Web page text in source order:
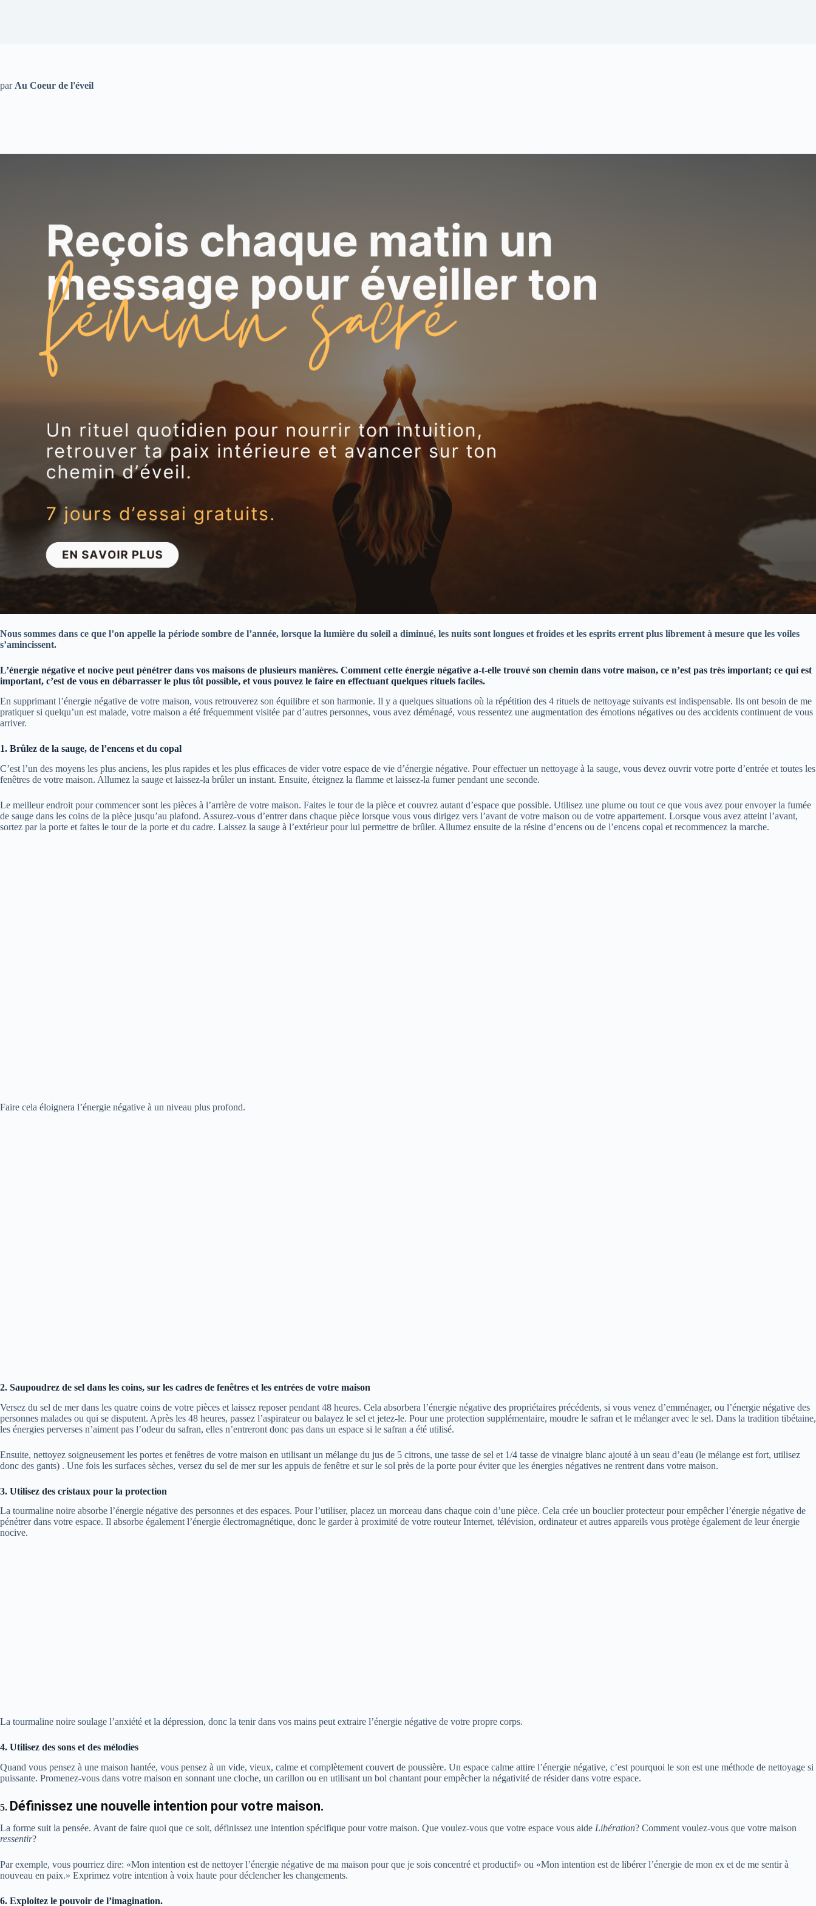
par Au Coeur de l'éveil
Nous sommes dans ce que l’on appelle la période sombre de l’année, lorsque la lumière du soleil a diminué, les nuits sont longues et froides et les esprits errent plus librement à mesure que les voiles
s’amincissent.
L’énergie négative et nocive peut pénétrer dans vos maisons de plusieurs manières. Comment cette énergie négative a-t-elle trouvé son chemin dans votre maison, ce n’est pas très important; ce qui est
important, c’est de vous en débarrasser le plus tôt possible, et vous pouvez le faire en effectuant quelques rituels faciles.
En supprimant l’énergie négative de votre maison, vous retrouverez son équilibre et son harmonie. Il y a quelques situations où la répétition des 4 rituels de nettoyage suivants est indispensable. Ils ont besoin de me
pratiquer si quelqu’un est malade, votre maison a été fréquemment visitée par d’autres personnes, vous avez déménagé, vous ressentez une augmentation des émotions négatives ou des accidents continuent de vous
arriver.
1. Brûlez de la sauge, de l’encens et du copal
C’est l’un des moyens les plus anciens, les plus rapides et les plus efficaces de vider votre espace de vie d’énergie négative. Pour effectuer un nettoyage à la sauge, vous devez ouvrir votre porte d’entrée et toutes les
fenêtres de votre maison. Allumez la sauge et laissez-la brûler un instant. Ensuite, éteignez la flamme et laissez-la fumer pendant une seconde.
Le meilleur endroit pour commencer sont les pièces à l’arrière de votre maison. Faites le tour de la pièce et couvrez autant d’espace que possible. Utilisez une plume ou tout ce que vous avez pour envoyer la fumée
de sauge dans les coins de la pièce jusqu’au plafond. Assurez-vous d’entrer dans chaque pièce lorsque vous vous dirigez vers l’avant de votre maison ou de votre appartement. Lorsque vous avez atteint l’avant,
sortez par la porte et faites le tour de la porte et du cadre. Laissez la sauge à l’extérieur pour lui permettre de brûler. Allumez ensuite de la résine d’encens ou de l’encens copal et recommencez la marche.
Faire cela éloignera l’énergie négative à un niveau plus profond.
2. Saupoudrez de sel dans les coins, sur les cadres de fenêtres et les entrées de votre maison
Versez du sel de mer dans les quatre coins de votre pièces et laissez reposer pendant 48 heures. Cela absorbera l’énergie négative des propriétaires précédents, si vous venez d’emménager, ou l’énergie négative des
personnes malades ou qui se disputent. Après les 48 heures, passez l’aspirateur ou balayez le sel et jetez-le. Pour une protection supplémentaire, moudre le safran et le mélanger avec le sel. Dans la tradition tibétaine,
les énergies perverses n’aiment pas l’odeur du safran, elles n’entreront donc pas dans un espace si le safran a été utilisé.
Ensuite, nettoyez soigneusement les portes et fenêtres de votre maison en utilisant un mélange du jus de 5 citrons, une tasse de sel et 1/4 tasse de vinaigre blanc ajouté à un seau d’eau (le mélange est fort, utilisez
donc des gants) . Une fois les surfaces sèches, versez du sel de mer sur les appuis de fenêtre et sur le sol près de la porte pour éviter que les énergies négatives ne rentrent dans votre maison.
3. Utilisez des cristaux pour la protection
La tourmaline noire absorbe l’énergie négative des personnes et des espaces. Pour l’utiliser, placez un morceau dans chaque coin d’une pièce. Cela crée un bouclier protecteur pour empêcher l’énergie négative de
pénétrer dans votre espace. Il absorbe également l’énergie électromagnétique, donc le garder à proximité de votre routeur Internet, télévision, ordinateur et autres appareils vous protège également de leur énergie
nocive.
La tourmaline noire soulage l’anxiété et la dépression, donc la tenir dans vos mains peut extraire l’énergie négative de votre propre corps.
4. Utilisez des sons et des mélodies
Quand vous pensez à une maison hantée, vous pensez à un vide, vieux, calme et complètement couvert de poussière. Un espace calme attire l’énergie négative, c’est pourquoi le son est une méthode de nettoyage si
puissante. Promenez-vous dans votre maison en sonnant une cloche, un carillon ou en utilisant un bol chantant pour empêcher la négativité de résider dans votre espace.
5. Définissez une nouvelle intention pour votre maison.
La forme suit la pensée. Avant de faire quoi que ce soit, définissez une intention spécifique pour votre maison. Que voulez-vous que votre espace vous aide Libération? Comment voulez-vous que votre maison
ressentir?
Par exemple, vous pourriez dire: «Mon intention est de nettoyer l’énergie négative de ma maison pour que je sois concentré et productif» ou «Mon intention est de libérer l’énergie de mon ex et de me sentir à
nouveau en paix.» Exprimez votre intention à voix haute pour déclencher les changements.
6. Exploitez le pouvoir de l’imagination.